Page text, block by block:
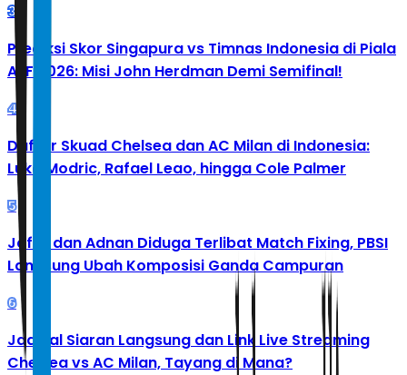
3
Prediksi Skor Singapura vs Timnas Indonesia di Piala
AFF 2026: Misi John Herdman Demi Semifinal!
4
Daftar Skuad Chelsea dan AC Milan di Indonesia:
Luka Modric, Rafael Leao, hingga Cole Palmer
5
Jafar dan Adnan Diduga Terlibat Match Fixing, PBSI
Langsung Ubah Komposisi Ganda Campuran
6
Jadwal Siaran Langsung dan Link Live Streaming
Chelsea vs AC Milan, Tayang di Mana?